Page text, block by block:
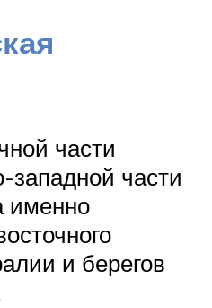
части
западной части
именно
и берегов